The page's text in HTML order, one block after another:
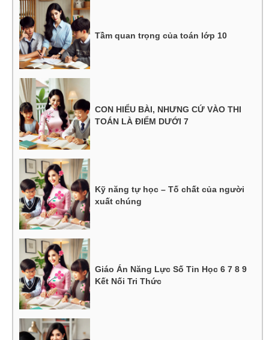
Tầm quan trọng của toán lớp 10
CON HIỂU BÀI, NHƯNG CỨ VÀO THI
TOÁN LÀ ĐIỂM DƯỚI 7
Kỹ năng tự học – Tố chất của người
xuất chúng
Giáo Án Năng Lực Số Tin Học 6 7 8 9
Kết Nối Tri Thức